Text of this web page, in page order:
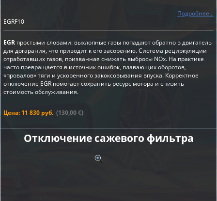
Подробнее...
EGRF10
EGR простыми словами: выхлопные газы попадают обратно в двигатель
для догарания, что приводит к его засорению. Система рециркуляции
отработавших газов, призванная снижать выбросы NOx. На практике
часто превращается в источник ошибок, плавающих оборотов,
«провалов» тяги и ускоренного закоксовывания впуска. Корректное
отключение EGR помогает сохранить ресурс мотора и снизить
стоимость обслуживания.
Цена: 11 830 руб. (130,00 €)
Отключение сажевого фильтра